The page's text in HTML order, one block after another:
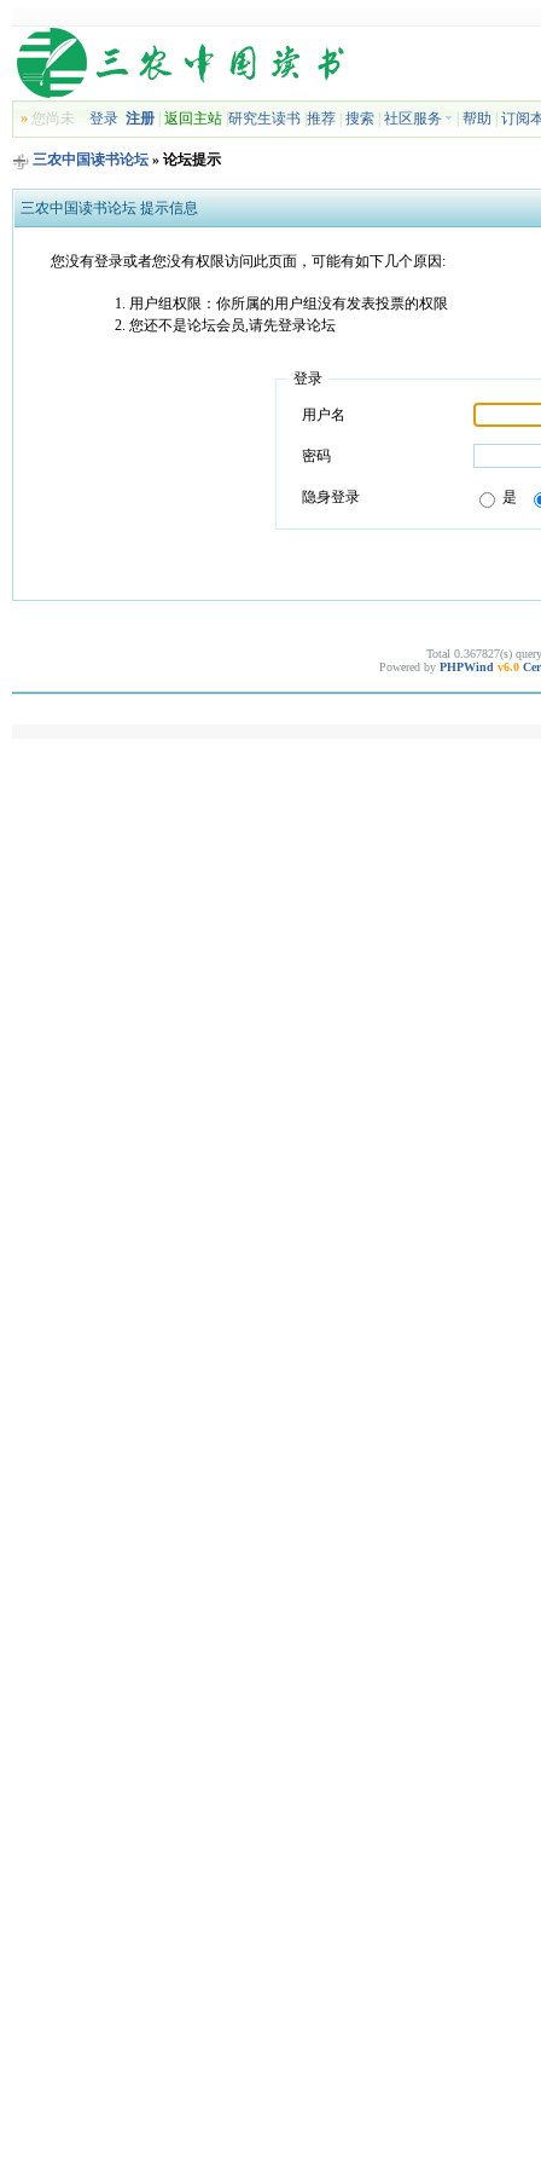
»您尚未 登录 注册| 返回主站| 研究生读书| 推荐| 搜索| 社区服务 帮助 订阅
三农中国读书论坛» 论坛提示
三农中国读书论坛 提示信息
您没有登录或者您没有权限访问此页面，可能有如下几个原因:
用户组权限：你所属的用户组没有发表投票的权限
您还不是论坛会员,请先登录论坛
登录
用户名
密码
隐身登录 是
Total 0.367827(s)
Powered by PHPWind v6.0